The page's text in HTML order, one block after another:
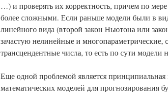
…) и проверять их корректность, причем по
более сложными. Если раньше модели были в
линейного вида (второй закон Ньютона или
зачастую нелинейные и
трансцендентные числа, то есть по сути модели
Еще одной проблемой является принципиальная
математических моделей для прогнозирования